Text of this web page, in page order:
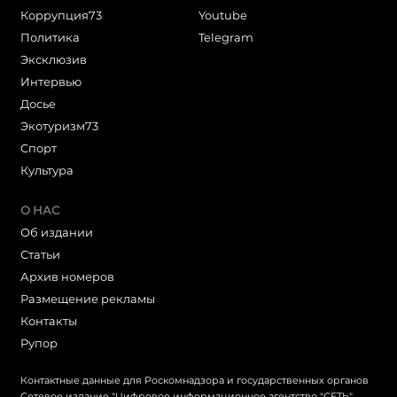
Коррупция73
Политика
Эксклюзив
Интервью
Досье
Экотуризм73
Cпорт
Культура
Youtube
Telegram
О НАС
Об издании
Статьи
Архив номеров
Размещение рекламы
Контакты
Рупор
Контактные данные для Роскомнадзора и государственных органов